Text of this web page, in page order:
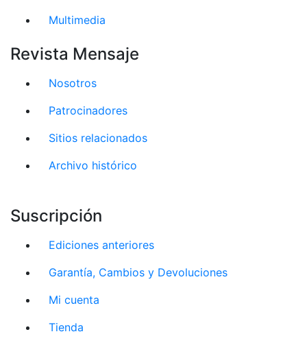
Multimedia
Revista Mensaje
Nosotros
Patrocinadores
Sitios relacionados
Archivo histórico
Suscripción
Ediciones anteriores
Garantía, Cambios y Devoluciones
Mi cuenta
Tienda